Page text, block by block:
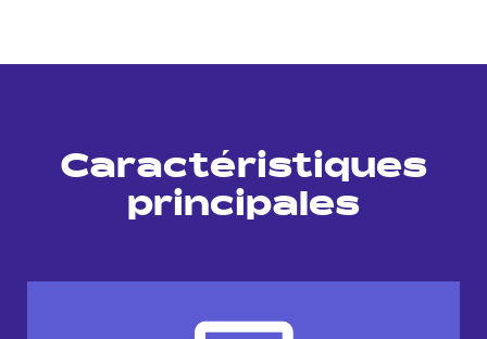
Caractéristiques
principales